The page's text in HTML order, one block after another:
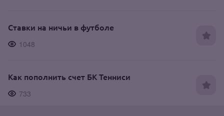
Ставки на ничьи в футболе
1048
Как пополнить счет БК Тенниси
733